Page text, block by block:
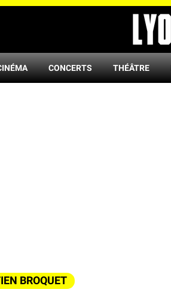
CONCERTS THÉÂTRE
BROQUET